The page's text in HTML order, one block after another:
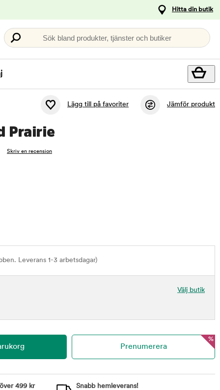
Hitta din butik
Sök bland produkter, tjänster och butiker
Lägg till på favoriter Jämför produkt
Prairie
Skriv en recension
Leverans 1-3 arbetsdagar)
Välj butik
%
499 kr Snabb hemleverans!